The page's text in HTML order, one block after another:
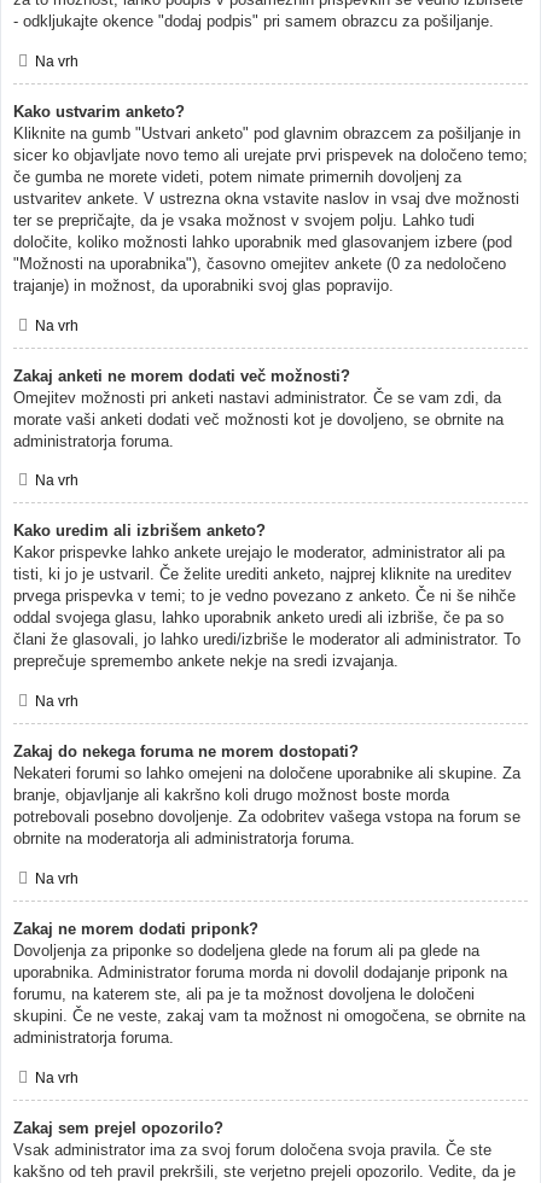
- odkljukajte okence "dodaj podpis" pri samem obrazcu za pošiljanje.
Na vrh
Kako ustvarim anketo?
Kliknite na gumb "Ustvari anketo" pod glavnim obrazcem za pošiljanje in
sicer ko objavljate novo temo ali urejate prvi prispevek na določeno temo;
če gumba ne morete videti, potem nimate primernih dovoljenj za
ustvaritev ankete. V ustrezna okna vstavite naslov in vsaj dve možnosti
ter se prepričajte, da je vsaka možnost v svojem polju. Lahko tudi
določite, koliko možnosti lahko uporabnik med glasovanjem izbere (pod
"Možnosti na uporabnika"), časovno omejitev ankete (0 za nedoločeno
trajanje) in možnost, da uporabniki svoj glas popravijo.
Na vrh
Zakaj anketi ne morem dodati več možnosti?
Omejitev možnosti pri anketi nastavi administrator. Če se vam zdi, da
morate vaši anketi dodati več možnosti kot je dovoljeno, se obrnite na
administratorja foruma.
Na vrh
Kako uredim ali izbrišem anketo?
Kakor prispevke lahko ankete urejajo le moderator, administrator ali pa
tisti, ki jo je ustvaril. Če želite urediti anketo, najprej kliknite na ureditev
prvega prispevka v temi; to je vedno povezano z anketo. Če ni še nihče
oddal svojega glasu, lahko uporabnik anketo uredi ali izbriše, če pa so
člani že glasovali, jo lahko uredi/izbriše le moderator ali administrator. To
preprečuje spremembo ankete nekje na sredi izvajanja.
Na vrh
Zakaj do nekega foruma ne morem dostopati?
Nekateri forumi so lahko omejeni na določene uporabnike ali skupine. Za
branje, objavljanje ali kakršno koli drugo možnost boste morda
potrebovali posebno dovoljenje. Za odobritev vašega vstopa na forum se
obrnite na moderatorja ali administratorja foruma.
Na vrh
Zakaj ne morem dodati priponk?
Dovoljenja za priponke so dodeljena glede na forum ali pa glede na
uporabnika. Administrator foruma morda ni dovolil dodajanje priponk na
forumu, na katerem ste, ali pa je ta možnost dovoljena le določeni
skupini. Če ne veste, zakaj vam ta možnost ni omogočena, se obrnite na
administratorja foruma.
Na vrh
Zakaj sem prejel opozorilo?
Vsak administrator ima za svoj forum določena svoja pravila. Če ste
kakšno od teh pravil prekršili, ste verjetno prejeli opozorilo. Vedite, da je